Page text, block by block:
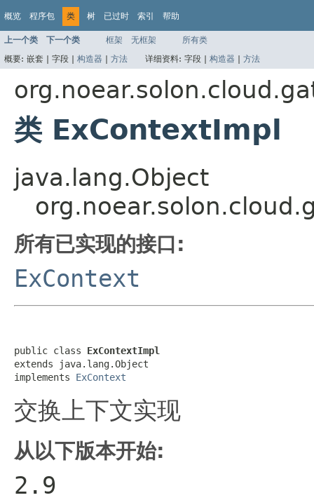
概览 程序包 类 树 已过时 索引 帮助
上一个类 下一个类 框架 无框架
所有类
概要: 嵌套 | 字段 | 构造器 | 方法 详细资料: 字段 | 构造器 | 方法
类 ExContextImpl
java.lang.Object
所有已实现的接口:
ExContext
public class ExContextImpl
extends java.lang.Object
implements ExContext
交换上下文实现
从以下版本开始:
2.9